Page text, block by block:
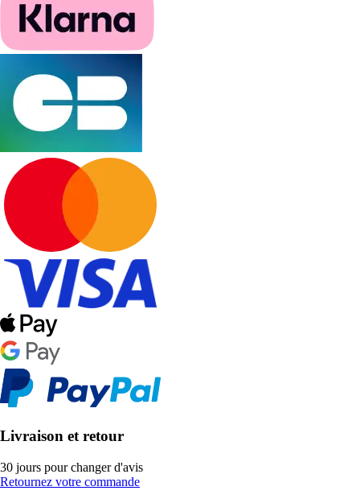
Livraison et retour
30 jours pour changer d'avis
Retournez votre commande